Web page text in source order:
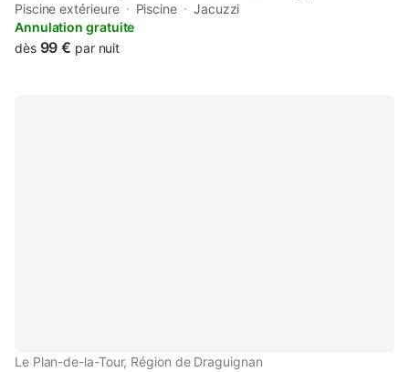
garden. All of the accommodations offer a terrace with a view of
the vineyards.
Piscine extérieure Piscine
Jacuzzi
Annulation gratuite
dès 99 € par nuit
Le Plan-de-la-Tour, Région de Draguignan